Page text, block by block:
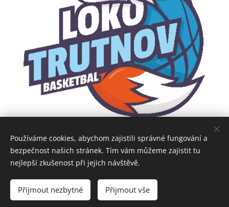
Obrázky poskytlPexels
Cookies
Používáme cookies, abychom zajistili správné fungování a
bezpečnost našich stránek. Tím vám můžeme zajistit tu
nejlepší zkušenost při jejich návštěvě.
Přijmout nezbytné Přijmout vše